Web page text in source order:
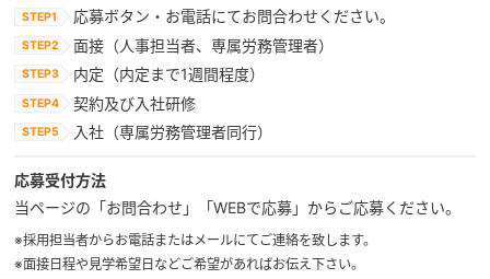
応募ボタン・お電話にてお問合わせください。
面接（人事担当者、専属労務管理者）
内定（内定まで1週間程度）
契約及び入社研修
入社（専属労務管理者同行）
応募受付方法
当ページの「お問合わせ」「WEBで応募」からご応募ください。
※採用担当者からお電話またはメールにてご連絡を致します。
※面接日程や見学希望日などご希望があればお伝え下さい。